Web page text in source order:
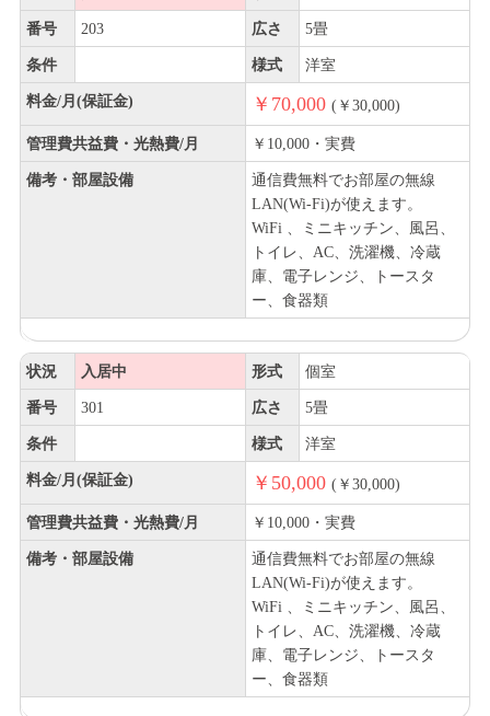
番号 203 広さ 5畳
条件 様式 洋室
料金/月(保証金) ￥70,000 (￥30,000)
管理費共益費・光熱費/月 ￥10,000・実費
備考・部屋設備
通信費無料でお部屋の無線
LAN(Wi-Fi)が使えます。
WiFi 、ミニキッチン、風呂、
トイレ、AC、洗濯機、冷蔵
庫、電子レンジ、トースタ
ー、食器類
状況 入居中 形式 個室
番号 301 広さ 5畳
条件 様式 洋室
料金/月(保証金) ￥50,000 (￥30,000)
管理費共益費・光熱費/月 ￥10,000・実費
備考・部屋設備
通信費無料でお部屋の無線
LAN(Wi-Fi)が使えます。
WiFi 、ミニキッチン、風呂、
トイレ、AC、洗濯機、冷蔵
庫、電子レンジ、トースタ
ー、食器類